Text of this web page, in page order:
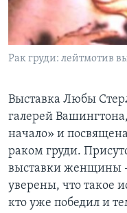
Learning English
СОЦИАЛЬНЫЕ СЕТИ
Языки
Рак груди: лейтмотив
Выставка Любы
галерей
начало» и
раком груди.
выставки женщины –
уверены, что такое
кто уже победил и